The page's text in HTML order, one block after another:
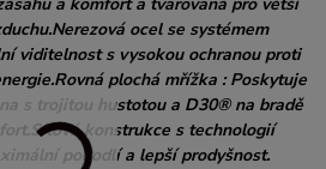
ocel se systémem
viditelnost s vysokou ochranou proti
plochá mřížka : Poskytuje
s trojitou hustotou a D30® na bradě
konstrukce s technologií
pohodlí a lepší prodyšnost.